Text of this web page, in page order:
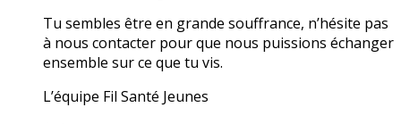
Tu sembles être en grande souffrance, n’hésite pas
à nous contacter pour que nous puissions échanger
ensemble sur ce que tu vis.
L’équipe Fil Santé Jeunes